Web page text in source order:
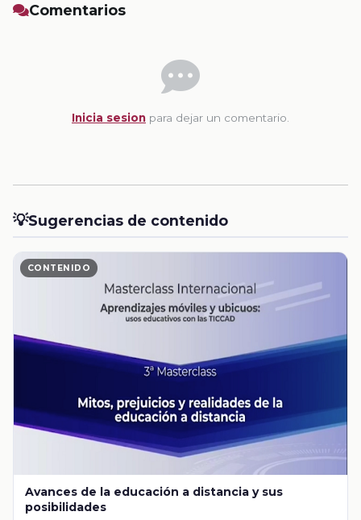
Comentarios
Inicia sesion para dejar un comentario.
💡Sugerencias de contenido
CONTENIDO
Avances de la educación a distancia y sus
posibilidades